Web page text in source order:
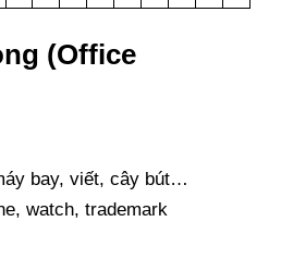
(Office
bay, viết, cây bút…
watch, trademark